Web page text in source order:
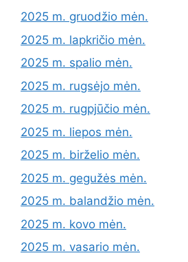
2025 m. gruodžio mėn.
2025 m. lapkričio mėn.
2025 m. spalio mėn.
2025 m. rugsėjo mėn.
2025 m. rugpjūčio mėn.
2025 m. liepos mėn.
2025 m. birželio mėn.
2025 m. gegužės mėn.
2025 m. balandžio mėn.
2025 m. kovo mėn.
2025 m. vasario mėn.